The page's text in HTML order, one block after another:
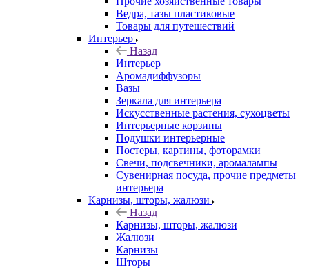
Ведра, тазы пластиковые
Товары для путешествий
Интерьер
Назад
Интерьер
Аромадиффузоры
Вазы
Зеркала для интерьера
Искусственные растения, сухоцветы
Интерьерные корзины
Подушки интерьерные
Постеры, картины, фоторамки
Свечи, подсвечники, аромалампы
Сувенирная посуда, прочие предметы
интерьера
Карнизы, шторы, жалюзи
Назад
Карнизы, шторы, жалюзи
Жалюзи
Карнизы
Шторы